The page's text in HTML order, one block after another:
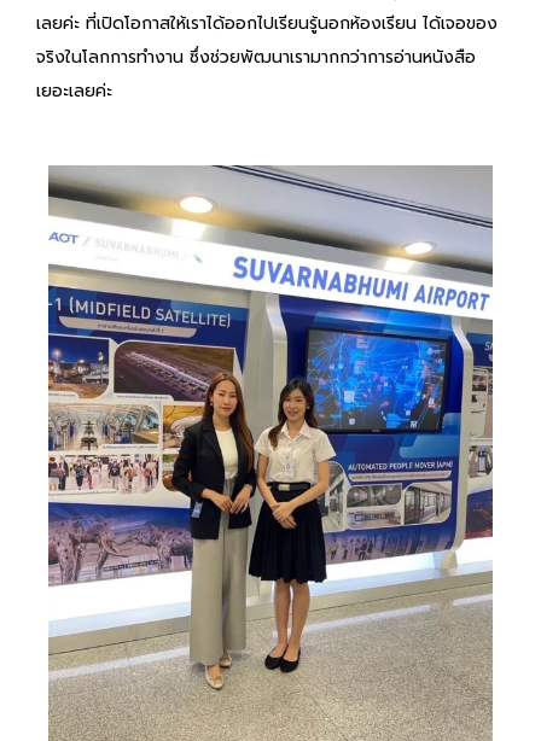
เลยค่ะ ที่เปิดโอกาสให้เราได้ออกไปเรียนรู้นอกห้องเรียน ได้เจอของ
จริงในโลกการทำงาน ซึ่งช่วยพัฒนาเรามากกว่าการอ่านหนังสือ
เยอะเลยค่ะ